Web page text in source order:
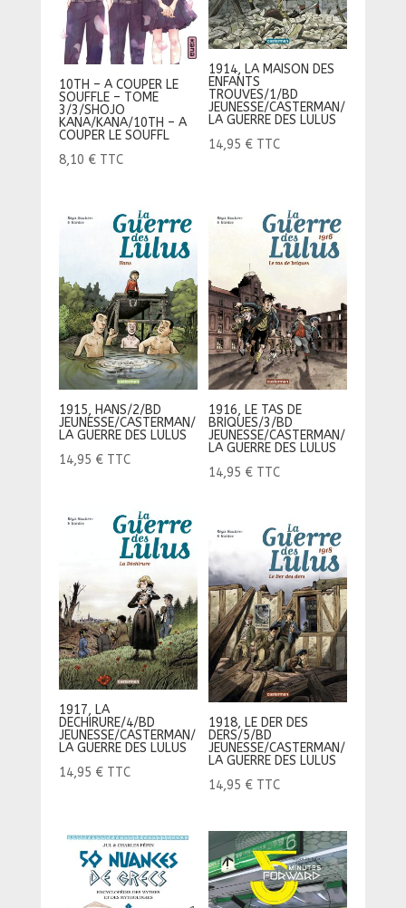
10TH – A COUPER LE
SOUFFLE – TOME
3/3/SHOJO
KANA/KANA/10TH – A
COUPER LE SOUFFL
8,10 € TTC
1914, LA MAISON DES
ENFANTS
TROUVES/1/BD
JEUNESSE/CASTERMAN/
LA GUERRE DES LULUS
14,95 € TTC
1915, HANS/2/BD
JEUNESSE/CASTERMAN/
LA GUERRE DES LULUS
14,95 € TTC
1916, LE TAS DE
BRIQUES/3/BD
JEUNESSE/CASTERMAN/
LA GUERRE DES LULUS
14,95 € TTC
1917, LA
DECHIRURE/4/BD
JEUNESSE/CASTERMAN/
LA GUERRE DES LULUS
14,95 € TTC
1918, LE DER DES
DERS/5/BD
JEUNESSE/CASTERMAN/
LA GUERRE DES LULUS
14,95 € TTC